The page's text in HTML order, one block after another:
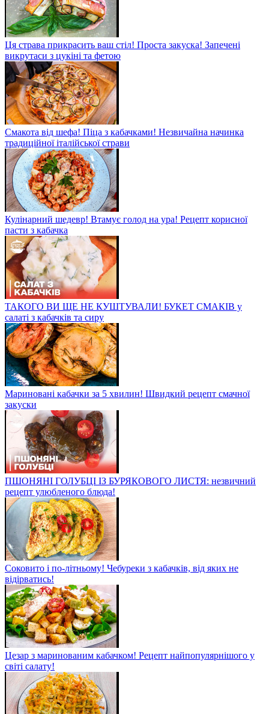
Ця страва прикрасить ваш стіл! Проста закуска! Запечені
викрутаси з цукіні та фетою
Смакота від шефа! Піца з кабачками! Незвичайна начинка
традиційної італійської страви
Кулінарний шедевр! Втамує голод на ура! Рецепт корисної
пасти з кабачка
ТАКОГО ВИ ЩЕ НЕ КУШТУВАЛИ! БУКЕТ СМАКІВ у
салаті з кабачків та сиру
Мариновані кабачки за 5 хвилин! Швидкий рецепт смачної
закуски
ПШОНЯНІ ГОЛУБЦІ ІЗ БУРЯКОВОГО ЛИСТЯ: незвичний
рецепт улюбленого блюда!
Соковито і по-літньому! Чебуреки з кабачків, від яких не
відірватись!
Цезар з маринованим кабачком! Рецепт найпопулярнішого у
світі салату!